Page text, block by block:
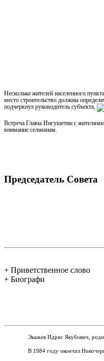
Несколько жителей населенного
место строительство должны
подчеркнул руководитель субъекта.
Встреча Главы Ингушетии с жителями
внимание сельчанам.
Председатель Совета
+ Приветственное слово
+ Биографи
Экажев Идрис Якубович,
В 1984 году окончил